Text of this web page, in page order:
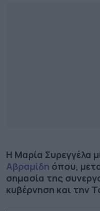
Η Μαρία Συρεγγέλα
Αβραμίδη όπου,
σημασία της
κυβέρνηση και την